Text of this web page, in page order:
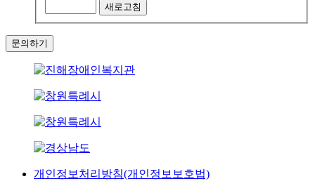
새로고침
문의하기
개인정보처리방침(개인정보보호법)